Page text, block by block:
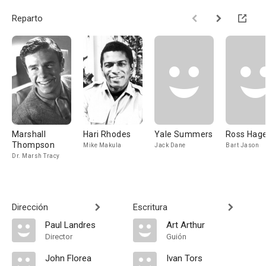
Reparto
Marshall
Thompson
Dr. Marsh Tracy
Hari Rhodes
Mike Makula
Yale Summers
Jack Dane
Ross
Bart Jason
Dirección
Paul Landres
Director
John Florea
Escritura
Art Arthur
Guión
Ivan Tors